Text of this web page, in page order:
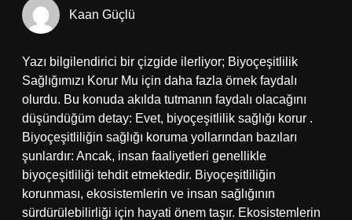
Kaan Güçlü
Yazı bilgilendirici bir çizgide ilerliyor; Biyoçeşitlilik
Sağlığımızı Korur Mu için daha fazla örnek faydalı
olurdu. Bu konuda akılda tutmanın faydalı olacağını
düşündüğüm detay: Evet, biyoçeşitlilik sağlığı korur .
Biyoçeşitliliğin sağlığı koruma yollarından bazıları
şunlardır: Ancak, insan faaliyetleri genellikle
biyoçeşitliliği tehdit etmektedir. Biyoçeşitliliğin
korunması, ekosistemlerin ve insan sağlığının
sürdürülebilirliği için hayati önem taşır. Ekosistemlerin